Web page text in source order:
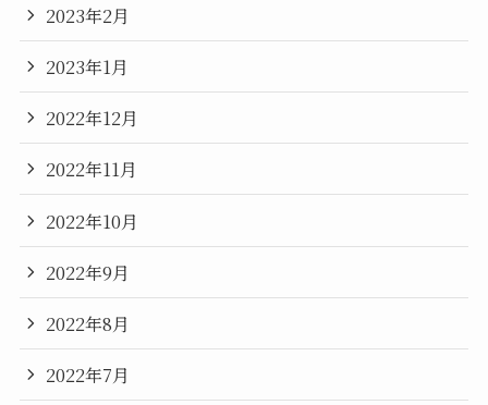
2023年2月
2023年1月
2022年12月
2022年11月
2022年10月
2022年9月
2022年8月
2022年7月